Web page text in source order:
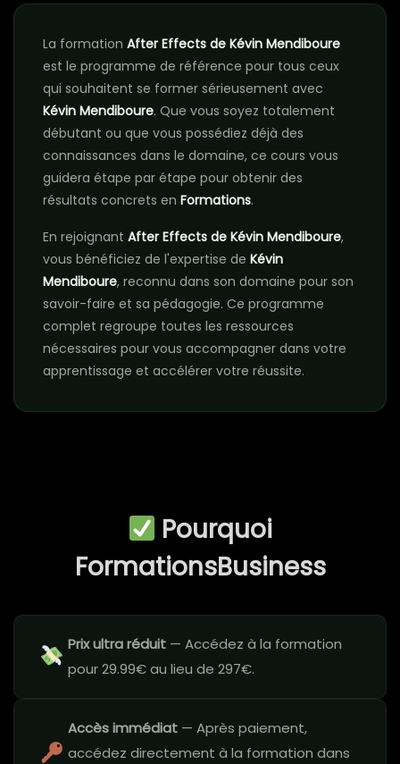
La formation After Effects de Kévin Mendiboure
est le programme de référence pour tous ceux
qui souhaitent se former sérieusement avec
Kévin Mendiboure. Que vous soyez totalement
débutant ou que vous possédiez déjà des
connaissances dans le domaine, ce cours vous
guidera étape par étape pour obtenir des
résultats concrets en Formations.
En rejoignant After Effects de Kévin Mendiboure,
vous bénéficiez de l'expertise de Kévin
Mendiboure, reconnu dans son domaine pour son
savoir-faire et sa pédagogie. Ce programme
complet regroupe toutes les ressources
nécessaires pour vous accompagner dans votre
apprentissage et accélérer votre réussite.
Pourquoi
FormationsBusiness
Prix ultra réduit — Accédez à la formation
pour 29.99€ au lieu de 297€.
Accès immédiat — Après paiement,
accédez directement à la formation dans